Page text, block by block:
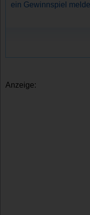
ein Gewinnspiel
Anzeige: